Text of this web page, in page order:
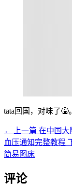
tata回国，对味了🤮
← 上一篇 在中国大
血压通知完整教程
简易图床
评论